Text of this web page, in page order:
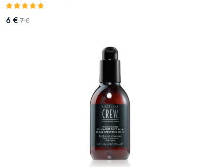
6 € 7 €